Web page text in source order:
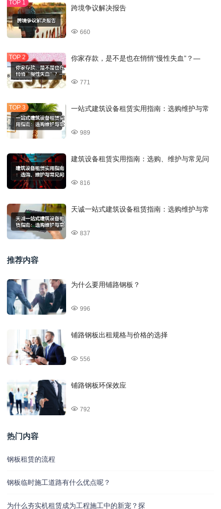
跨境争议解决报告
660
你家存款，是不是也在悄悄“慢性失血”？—
771
一站式建筑设备租赁实用指南：选购维护与常
989
建筑设备租赁实用指南：选购、维护与常见问
816
天诚一站式建筑设备租赁指南：选购维护与常
837
推荐内容
为什么要用铺路钢板？
996
铺路钢板出租规格与价格的选择
556
铺路钢板环保效应
792
热门内容
钢板租赁的流程
钢板临时施工道路有什么优点呢？
为什么夯实机租赁成为工程施工中的新宠？探